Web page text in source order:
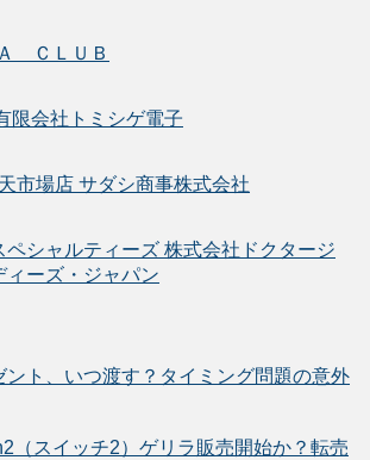
ＣＬＵＢ
限会社トミシゲ電子
市場店 サダシ商事株式会社
ペシャルティーズ 株式会社ドクタージ
ィーズ・ジャパン
ント、いつ渡す？タイミング問題の意外
（スイッチ2）ゲリラ販売開始か？転売